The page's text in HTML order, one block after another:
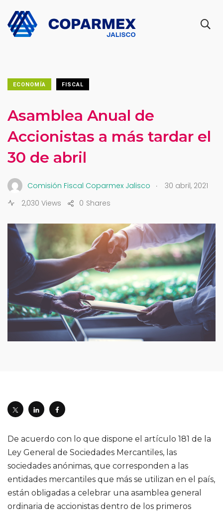
ECONOMÍA FISCAL
Asamblea Anual de
Accionistas a más tardar el
30 de abril
Comisión Fiscal Coparmex Jalisco .
30 abril, 2021
2,030 Views
Shares
0
De acuerdo con lo que dispone el artículo 181 de la
Ley General de Sociedades Mercantiles, las
sociedades anónimas, que corresponden a las
entidades mercantiles que más se utilizan en el país,
están obligadas a celebrar una asamblea general
ordinaria de accionistas dentro de los primeros